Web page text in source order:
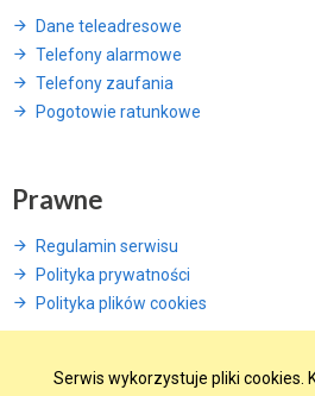
Dane teleadresowe
Telefony alarmowe
Telefony zaufania
Pogotowie ratunkowe
Prawne
Regulamin serwisu
Polityka prywatności
Polityka plików cookies
Serwis wykorzystuje pliki cookies.